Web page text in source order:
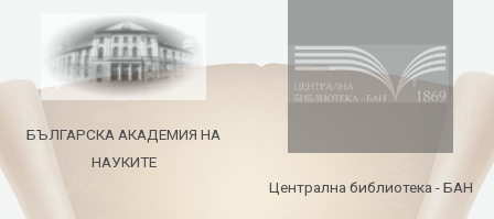
БЪЛГАРСКА АКАДЕМИЯ НА
НАУКИТЕ
Централна библиотека - БАН